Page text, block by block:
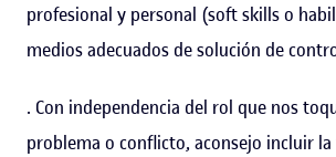
profesional y personal (soft skills o
medios adecuados de solución de
. Con independencia del rol que nos
problema o conflicto, aconsejo incluir la